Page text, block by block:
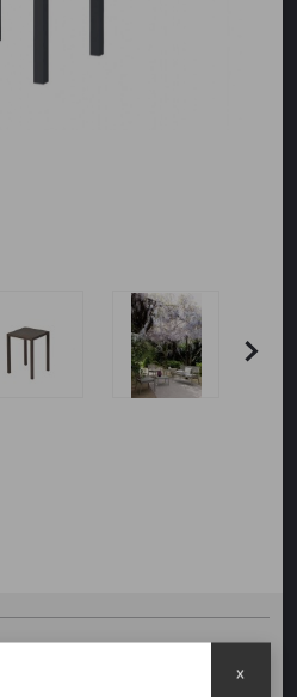
può essere usato anche come
x